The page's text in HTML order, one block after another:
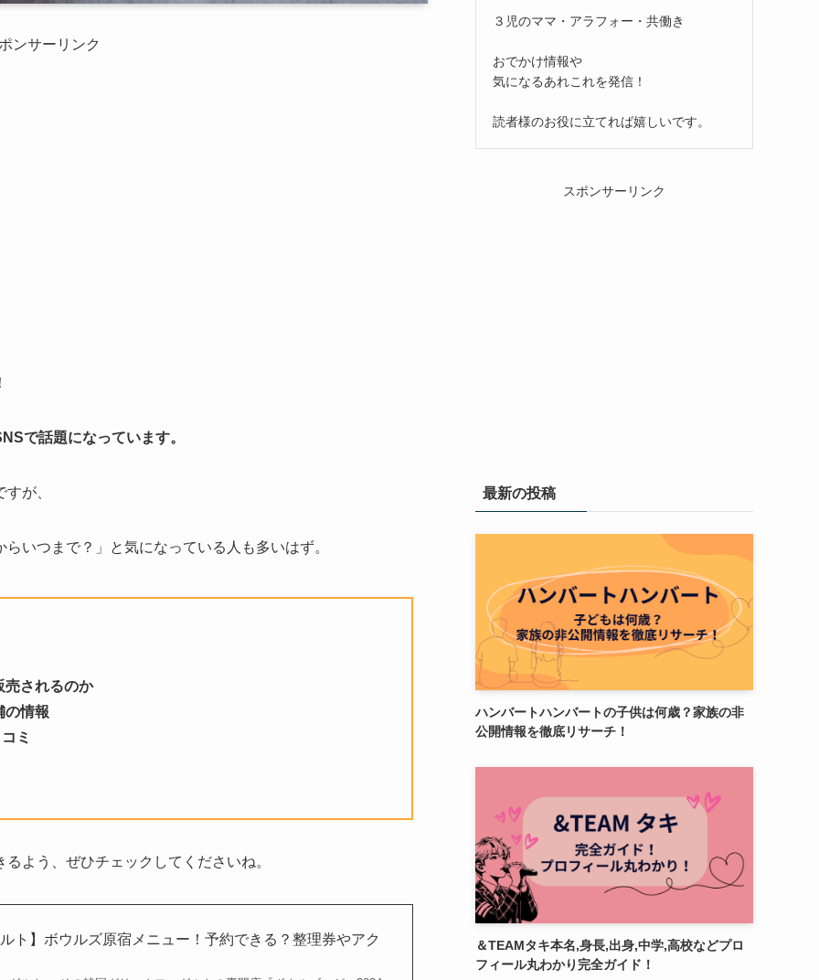
ンサーリンク
で話題になっています。
が、
いつまで？」と気になっている人も多いはず。
売されるのか
の情報
ミ
よう、ぜひチェックしてくださいね。
ト】ボウルズ原宿メニュー！予約できる？整理券やアク
３児のママ・アラフォー・共働き
おでかけ情報や
気になるあれこれを発信！
読者様のお役に立てれば嬉しいです。
スポンサーリンク
最新の投稿
ハンバートハンバートの子供は何歳？家族の非
公開情報を徹底リサーチ！
＆TEAMタキ本名,身長,出身,中学,高校などプロ
フィール丸わかり完全ガイド！